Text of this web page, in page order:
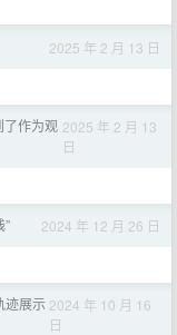
2025 年 2 月 13 日
了作为观 2025 年 2 月 13
日
” 2024 年 12 月 26 日
迹展示 2024 年 10 月 16
日